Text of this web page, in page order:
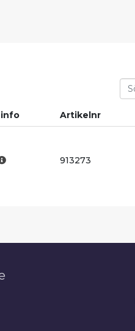
Search
info Artikelnr
913273